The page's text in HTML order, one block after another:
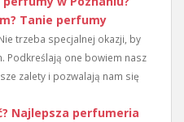
Tanie perfumy
trzeba specjalnej okazji, by
Podkreślają one bowiem nasz
zalety i pozwalają nam się
Najlepsza perfumeria